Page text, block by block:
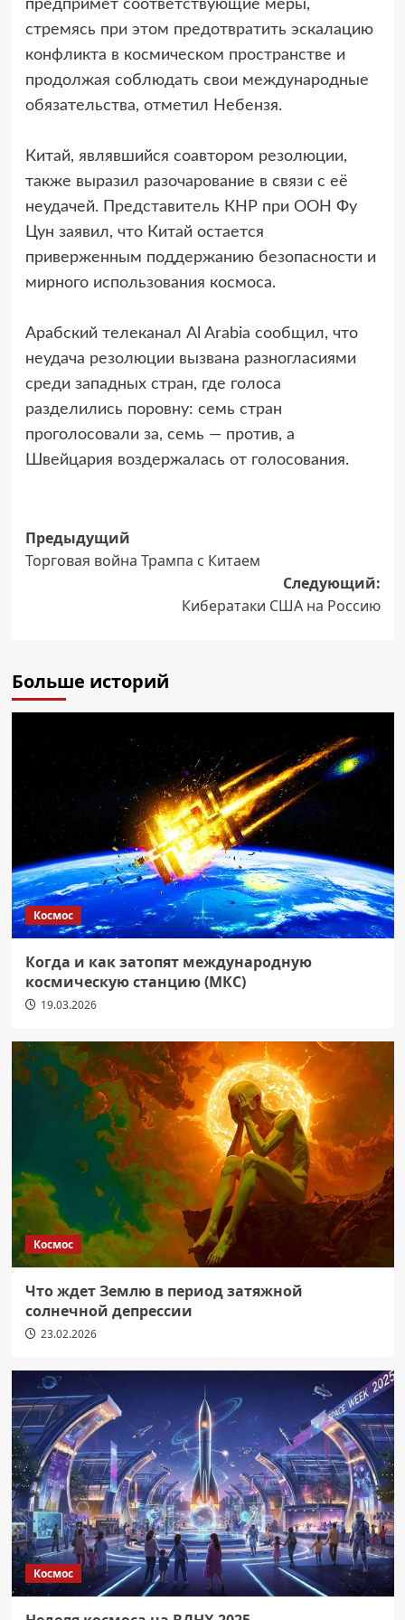
предпримет соответствующие меры,
стремясь при этом предотвратить эскалацию
конфликта в космическом пространстве и
продолжая соблюдать свои международные
обязательства, отметил Небензя.
Китай, являвшийся соавтором резолюции,
также выразил разочарование в связи с её
неудачей. Представитель КНР при ООН Фу
Цун заявил, что Китай остается
приверженным поддержанию безопасности и
мирного использования космоса.
Арабский телеканал Al Arabia сообщил, что
неудача резолюции вызвана разногласиями
среди западных стран, где голоса
разделились поровну: семь стран
проголосовали за, семь — против, а
Швейцария воздержалась от голосования.
Навигация
записи
Предыдущий
Торговая война Трампа с Китаем
Следующий:
Кибератаки США на Россию
Больше историй
Космос
Когда и как затопят международную
космическую станцию (МКС)
19.03.2026
Космос
Что ждет Землю в период затяжной
солнечной депрессии
23.02.2026
Космос